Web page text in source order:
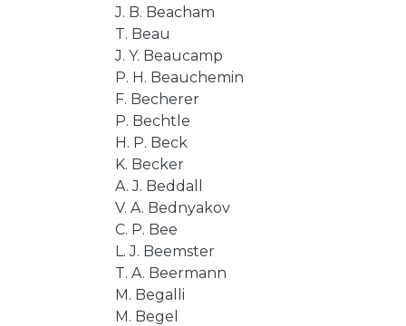
J. B. Beacham
T. Beau
J. Y. Beaucamp
P. H. Beauchemin
F. Becherer
P. Bechtle
H. P. Beck
K. Becker
A. J. Beddall
V. A. Bednyakov
C. P. Bee
L. J. Beemster
T. A. Beermann
M. Begalli
M. Begel